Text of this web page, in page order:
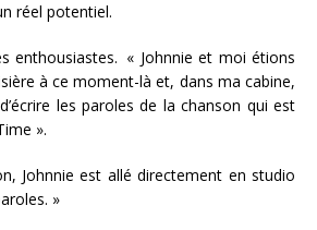
réel potentiel.
enthousiastes. « Johnnie et moi étions
à ce moment-là et, dans ma cabine,
les paroles de la chanson qui est
».
Johnnie est allé directement en studio
»